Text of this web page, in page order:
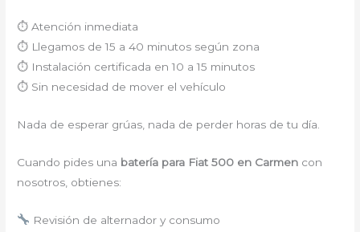
⏱ Atención inmediata
⏱ Llegamos de 15 a 40 minutos según zona
⏱ Instalación certificada en 10 a 15 minutos
⏱ Sin necesidad de mover el vehículo
Nada de esperar grúas, nada de perder horas de tu día.
Cuando pides una batería para Fiat 500 en Carmen con
nosotros, obtienes:
Revisión de alternador y consumo